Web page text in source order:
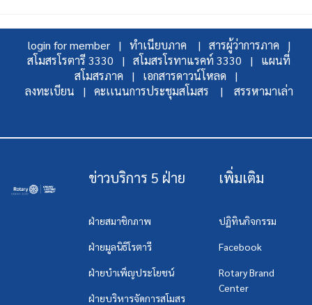
login for member | ทำเนียบภาค |
สารผู้ว่าการภาค |
สโมสรโรตารี 3330 |
สโมสรโรทาแรคท์ 3330 |
แผนที่
สโมสรภาค |
เอกสารดาวน์โหลด |
ลงทะเบียน |
คะเเนนการประชุมสโมสร | สรรหามาเล่า
ข่าวบริการ 5 ฝ่าย
ฝ่ายสมาชิกภาพ
ฝ่ายมูลนิธิโรตารี
ฝ่ายบำเพ็ญประโยชน์
ฝ่ายบริหารจัดการสโมสร
เพิ่มเติม
ปฏิทินกิจกรรม
Facebook
Rotary Brand
Center